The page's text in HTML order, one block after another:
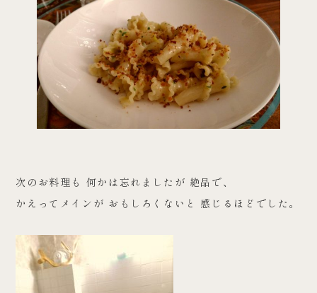
次のお料理も 何かは忘れましたが 絶品で、
かえってメインが おもしろくないと 感じるほどでした。